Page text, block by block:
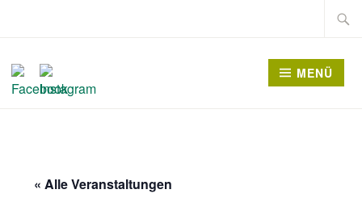
springen
Suche
MENÜ
« Alle Veranstaltungen